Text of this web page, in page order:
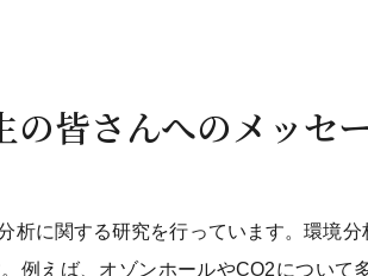
の皆さんへのメッセ
析に関する研究を行っています。環境
例えば、オゾンホールやCO2につい